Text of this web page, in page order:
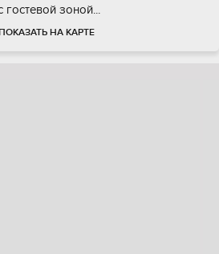
зoной...
НА КАРТЕ